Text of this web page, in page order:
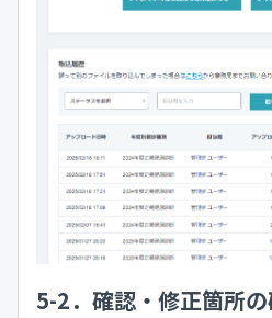
5-2．確認・修正箇所